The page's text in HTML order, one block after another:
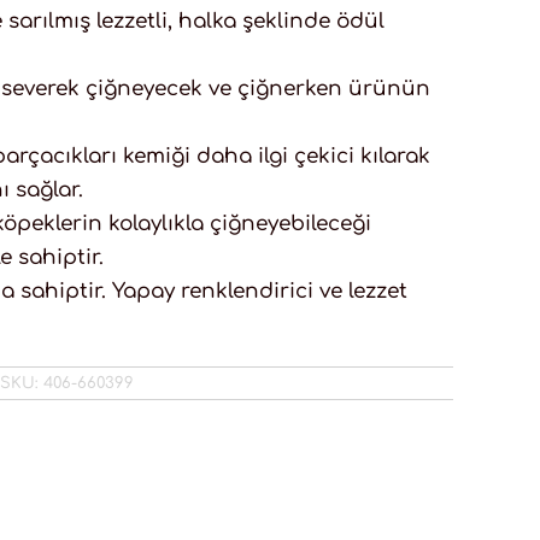
lezzetli, halka şeklinde ödül
çiğneyecek ve çiğnerken ürünün
kemiği daha ilgi çekici kılarak
sağlar.
kolaylıkla çiğneyebileceği
sahiptir.
sahiptir. Yapay renklendirici ve lezzet
SKU: 406-660399